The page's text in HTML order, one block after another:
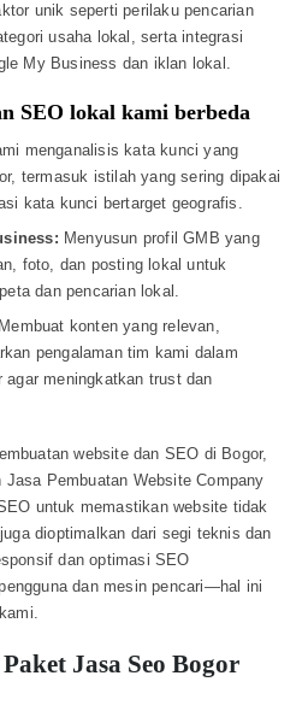
unik seperti perilaku pencarian
usaha lokal, serta integrasi
My Business dan iklan lokal.
SEO lokal kami berbeda
menganalisis kata kunci yang
termasuk istilah yang sering dipakai
kata kunci bertarget geografis.
Menyusun profil GMB yang
foto, dan posting lokal untuk
dan pencarian lokal.
Membuat konten yang relevan,
pengalaman tim kami dalam
agar meningkatkan trust dan
website dan SEO di Bogor,
Jasa Pembuatan Website Company
untuk memastikan website tidak
dioptimalkan dari segi teknis dan
dan optimasi SEO
dan mesin pencari—hal ini
Jasa Seo Bogor